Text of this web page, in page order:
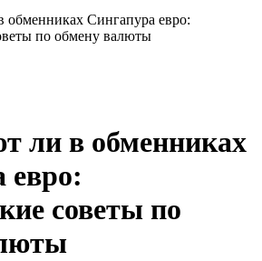
Сингапура евро:
по обмену валюты
ли в обменниках
евро:
советы по